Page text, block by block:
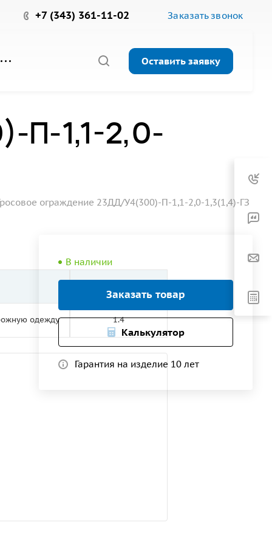
+7 (343) 361-11-02 Заказать звонок
Оставить заявку
П-1,1-2,0-
ограждение 23ДД/У4(300)-П-1,1-2,0-1,3(1,4)-ГЗ
В наличии
Заказать товар
Калькулятор
Гарантия на изделие 10 лет
одежду 1.4